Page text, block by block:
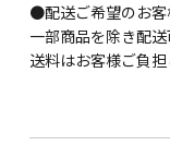
●配送ご希望のお客
一部商品を除き配送
送料はお客様ご負担